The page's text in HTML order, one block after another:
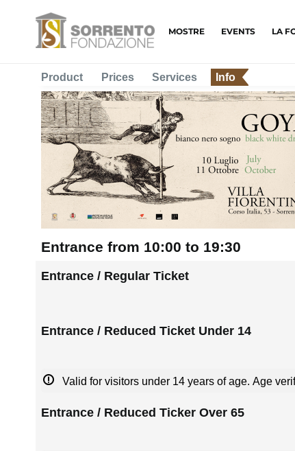
MOSTRE EVENTS LA
Product Prices Services Info
Entrance from 10:00 to 19:30
Entrance / Regular Ticket
Entrance / Reduced Ticket Under 14
Valid for visitors under 14 years of age. Age
Entrance / Reduced Ticker Over 65